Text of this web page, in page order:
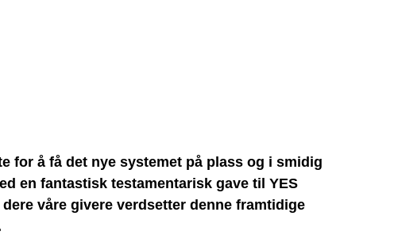
for å få det nye systemet på plass og i smidig
en fantastisk testamentarisk gave til YES
våre givere verdsetter denne framtidige